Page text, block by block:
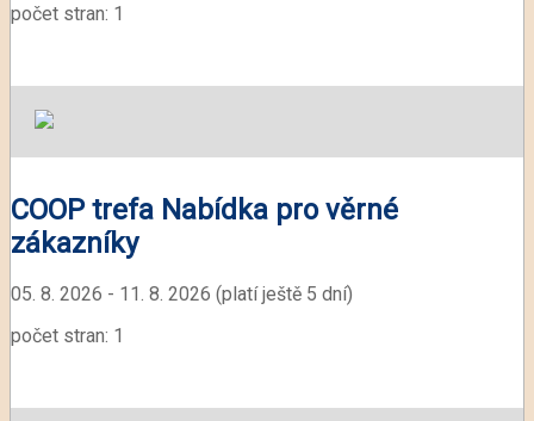
počet stran: 1
COOP trefa Nabídka pro věrné
zákazníky
05. 8. 2026 - 11. 8. 2026 (platí ještě 5 dní)
počet stran: 1